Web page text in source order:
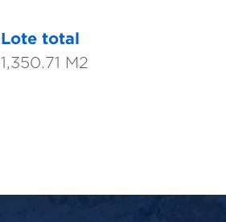
Lote total
1,350.71 M2